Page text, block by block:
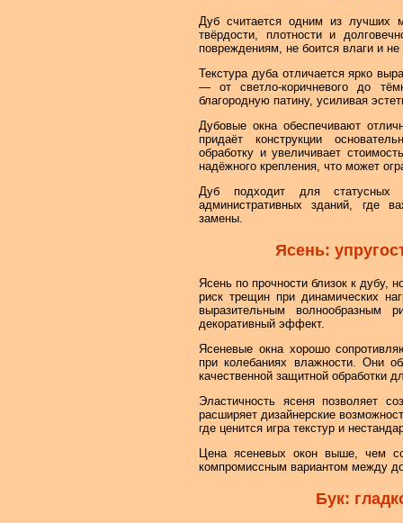
Дуб считается одним из лучших
твёрдости, плотности и
повреждениям, не боится влаги и
Текстура дуба отличается ярко
— от светло-коричневого до
благородную патину, усиливая
Дубовые окна обеспечивают
придаёт конструкции
обработку и увеличивает
надёжного крепления, что может
Дуб подходит для статусных
административных зданий, где
замены.
Ясень:
Ясень по прочности близок к дубу,
риск трещин при динамических
выразительным волнообразным
декоративный эффект.
Ясеневые окна хорошо
при колебаниях влажности. Они
качественной защитной обработки
Эластичность ясеня позволяет
расширяет дизайнерские
где ценится игра текстур и
Цена ясеневых окон выше, чем
компромиссным вариантом между
Бук: